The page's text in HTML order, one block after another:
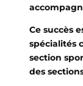
Ce succès
spécialités
section
des